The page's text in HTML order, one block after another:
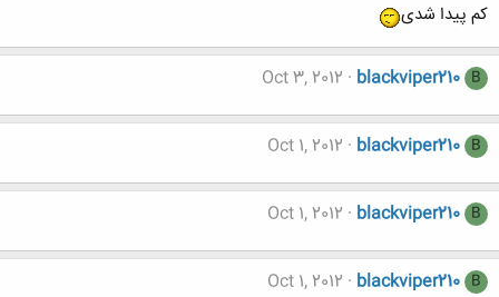
کم پیدا شدی
B
blackviper210
Oct 3, 2012
B
blackviper210
Oct 1, 2012
B
blackviper210
Oct 1, 2012
B
blackviper210
Oct 1, 2012